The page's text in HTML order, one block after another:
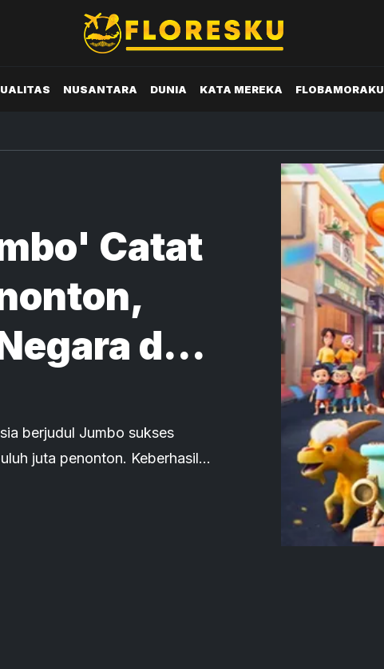
NUSANTARA DUNIA KATA MEREKA FLOBAMORAKU
Catat
dari
berjudul Jumbo sukses
juta penonton. Keberhasilan